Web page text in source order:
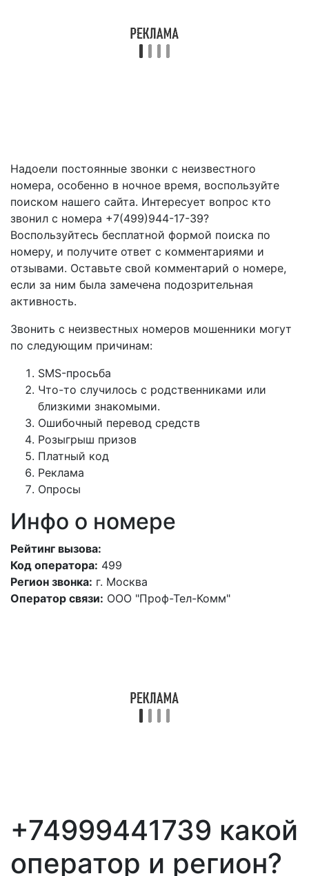
Надоели постоянные звонки с неизвестного
номера, особенно в ночное время, воспользуйте
поиском нашего сайта. Интересует вопрос кто
звонил с номера +7(499)944-17-39?
Воспользуйтесь бесплатной формой поиска по
номеру, и получите ответ с комментариями и
отзывами. Оставьте свой комментарий о номере,
если за ним была замечена подозрительная
активность.
Звонить с неизвестных номеров мошенники могут
по следующим причинам:
SMS-просьба
Что-то случилось с родственниками или
близкими знакомыми.
Ошибочный перевод средств
Розыгрыш призов
Платный код
Реклама
Опросы
Инфо о номере
Рейтинг вызова:
Код оператора: 499
Регион звонка: г. Москва
Оператор связи: ООО "Проф-Тел-Комм"
+74999441739 какой
оператор и регион?